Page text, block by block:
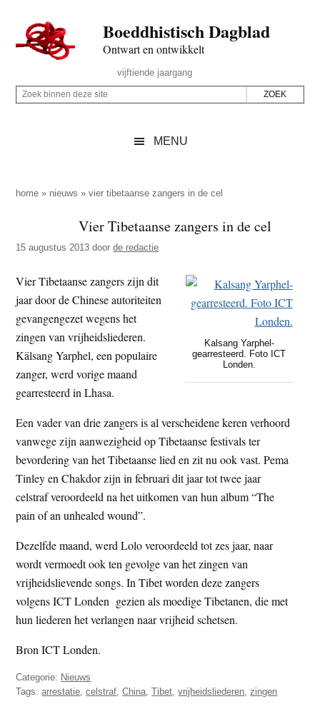
naar
de
inhoud
secondary
naar
de
sidebar
naar
de
Boeddhistisch Dagblad
Ontwart en ontwikkelt
Rechts
vijftiende jaargang
Z
p
z
e
s
i
t
e
Z
i
e
d
e
z
e
s
i
t
MENU
home » nieuws »vier tibetaanse zangers in de cel
Vier Tibetaanse zangers in de cel
15 augustus 2013 doorde redactie
Kalsang Yarphel-
gearresteerd. Foto ICT
Londen.
Vier Tibetaanse zangers zijn dit
jaar door de Chinese autoriteiten
gevangengezet wegens het
zingen van vrijheidsliederen.
Kälsang Yarphel, een populaire
zanger, werd vorige maand
gearresteerd in Lhasa.
Een vader van drie zangers is al verscheidene keren verhoord
vanwege zijn aanwezigheid op Tibetaanse festivals ter
bevordering van het Tibetaanse lied en zit nu ook vast. Pema
Tinley en Chakdor zijn in februari dit jaar tot twee jaar
celstraf veroordeeld na het uitkomen van hun album “The
pain of an unhealed wound”.
Dezelfde maand, werd Lolo veroordeeld tot zes jaar, naar
wordt vermoedt ook ten gevolge van het zingen van
vrijheidslievende songs. In Tibet worden deze zangers
volgens ICT Londen gezien als moedige Tibetanen, die met
hun liederen het verlangen naar vrijheid schetsen.
Bron ICT Londen.
Categorie: Nieuws
Tags:arrestatie ,celstraf ,China ,Tibet ,vrijheidsliederen ,zingen